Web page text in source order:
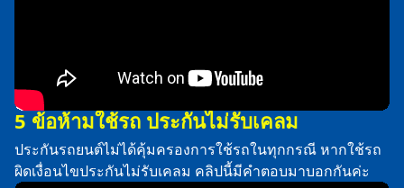
5 ข้อห้ามใช้รถ ประกันไม่รับเคลม
ประกันรถยนต์ไม่ได้คุ้มครองการใช้รถในทุกกรณี หากใช้รถ
ผิดเงื่อนไขประกันไม่รับเคลม คลิปนี้มีคำตอบมาบอกกันค่ะ